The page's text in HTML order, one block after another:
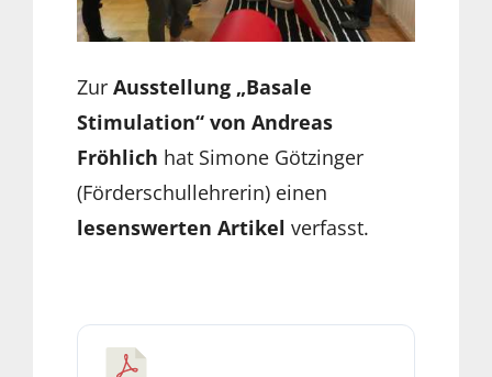
Zur Ausstellung „Basale
Stimulation“ von Andreas
Fröhlich hat Simone Götzinger
(Förderschullehrerin) einen
lesenswerten Artikel verfasst.